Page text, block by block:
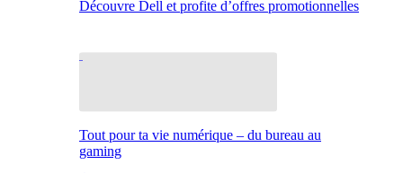
Découvre Dell et profite d’offres promotionnelles
Tout pour ta vie numérique – du bureau au
gaming